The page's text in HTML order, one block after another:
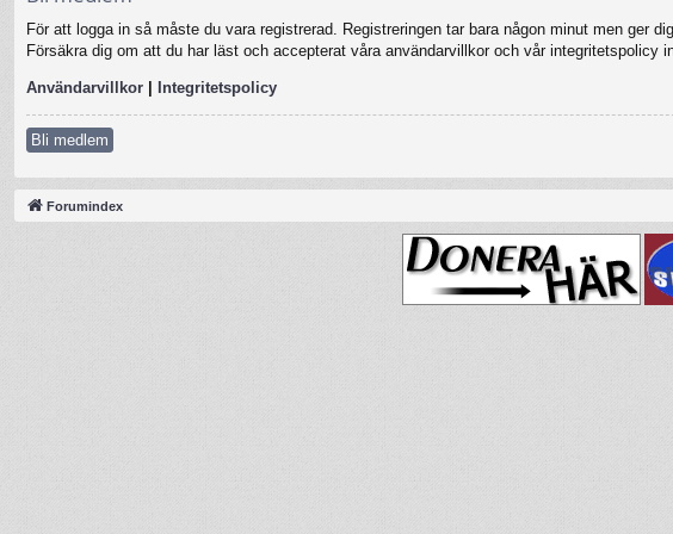
För att logga in så måste du vara registrerad. Registreringen tar bara någon minut men ger
Försäkra dig om att du har läst och accepterat våra användarvillkor och vår integritetspolicy
Användarvillkor | Integritetspolicy
Bli medlem
Forumindex